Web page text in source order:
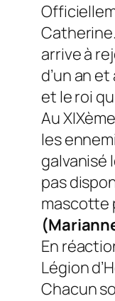
Catherine.
arrive à
d’un an et
et le roi
Au
les
galvanisé
pas
mascotte
En
Légion
Chacun